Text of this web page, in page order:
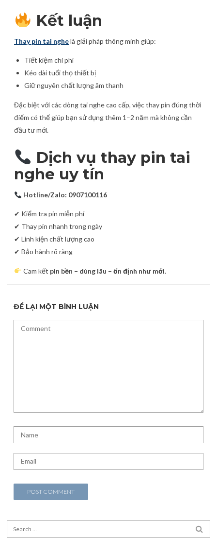
Kết luận
Thay pin tai nghelà giải pháp thông minh giúp:
Tiết kiệm chi phí
Kéo dài tuổi thọ thiết bị
Giữ nguyên chất lượng âm thanh
Đặc biệt với các dòng tai nghe cao cấp, việc thay pin đúng thời
điểm có thể giúp bạn sử dụng thêm 1–2 năm mà không cần
đầu tư mới.
Dịch vụ thay pin tai
nghe uy tín
Hotline/Zalo: 0907100116
✔ Kiểm tra pin miễn phí
✔ Thay pin nhanh trong ngày
✔ Linh kiện chất lượng cao
✔ Bảo hành rõ ràng
Cam kết pin bền – dùng lâu – ổn định như mới.
ĐỂ LẠI MỘT BÌNH LUẬN
Search for: